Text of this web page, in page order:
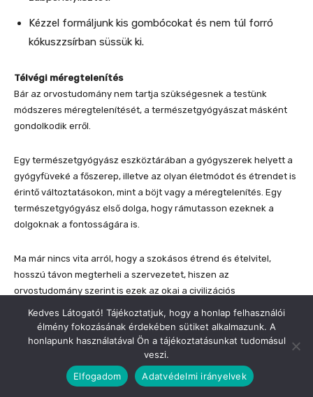
Kedves Látogató! Tájékoztatjuk, hogy a honlap felhasználói
élmény fokozásának érdekében sütiket alkalmazunk. A
honlapunk használatával Ön a tájékoztatásunkat tudomásul
veszi.
Elfogadom
Adatvédelmi irányelvek